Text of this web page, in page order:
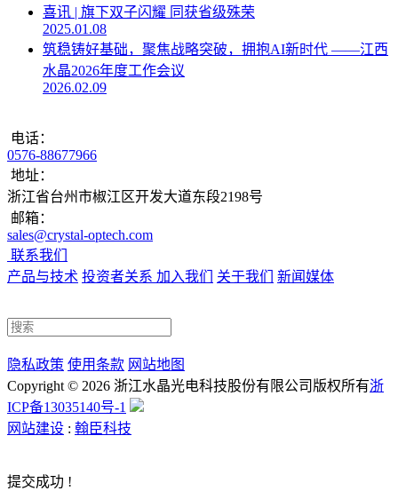
喜讯 | 旗下双子闪耀 同获省级殊荣
2025.01.08
筑稳铸好基础，聚焦战略突破，拥抱AI新时代 ——江西
水晶2026年度工作会议
2026.02.09
电话：
0576-88677966
地址：
浙江省台州市椒江区开发大道东段2198号
邮箱：
sales@crystal-optech.com
联系我们
产品与技术 投资者关系 加入我们 关于我们 新闻媒体
隐私政策 使用条款 网站地图
Copyright © 2026 浙江水晶光电科技股份有限公司 版权所有浙
ICP备13035140号-1
网站建设 : 翰臣科技
提交成功 !